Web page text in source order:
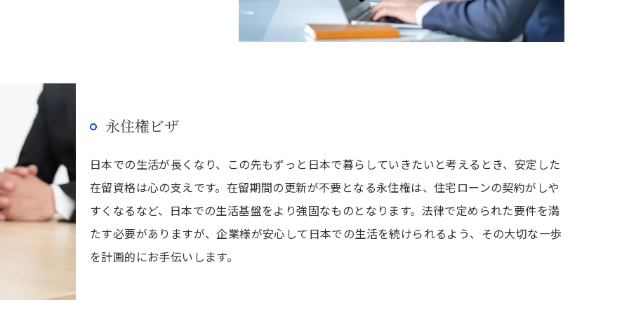
永住権ビザ
日本での生活が長くなり、この先もずっと日本で暮らしていきたいと考えるとき、安定した
在留資格は心の支えです。在留期間の更新が不要となる永住権は、住宅ローンの契約がしや
すくなるなど、日本での生活基盤をより強固なものとなります。法律で定められた要件を満
たす必要がありますが、企業様が安心して日本での生活を続けられるよう、その大切な一歩
を計画的にお手伝いします。